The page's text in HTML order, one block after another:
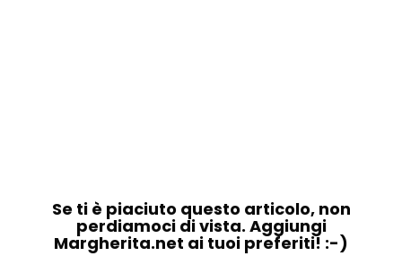
Se ti è piaciuto questo articolo, non
perdiamoci di vista. Aggiungi
Margherita.net ai tuoi preferiti! :-)